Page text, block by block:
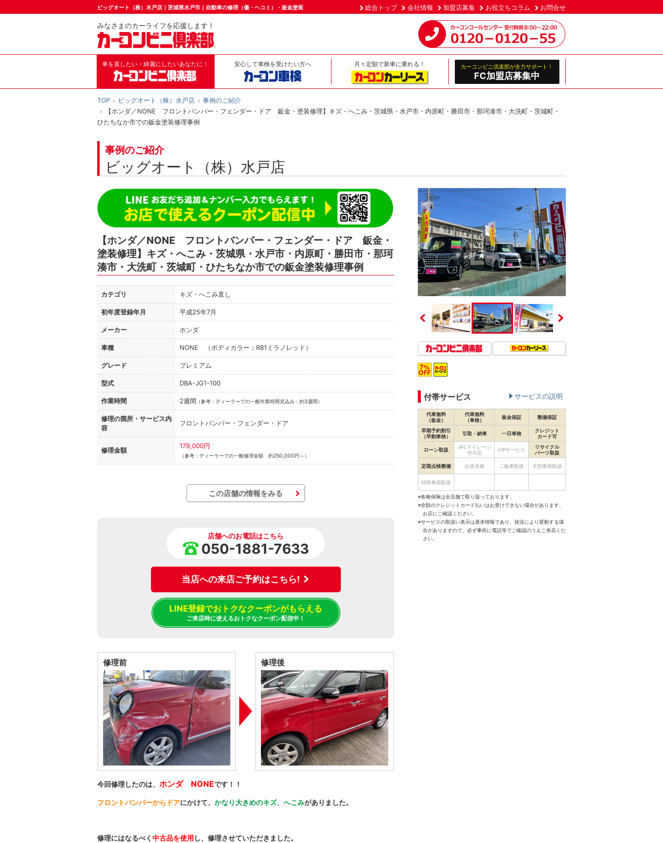
ビッグオート（株）水戸店｜茨城県水戸市｜自動車の修理（傷・ヘコミ）・板金塗装 総合トップ 会社情報 加盟店募集 お役立ちコラム お問合せ
みなさまのカーライフを応援します！
車を直したい・綺麗にしたいあなたに！ 安心して車検を受けたい方へ 月々定額で新車に乗れる！ カーコンビニ倶楽部が全力サポート！
FC加盟店募集中
TOP ビッグオート（株）水戸店
事例のご紹介
【ホンダ／NONE フロントバンパー・フェンダー・ドア 鈑金・塗装修理】キズ・へこみ・茨城県・水戸市・内原町・勝田市・那珂湊市・大洗町・茨城町・
ひたちなか市での鈑金塗装修理事例
事例のご紹介
ビッグオート（株）水戸店
【ホンダ／NONE フロントバンパー・フェンダー・ドア 鈑金・
塗装修理】キズ・へこみ・茨城県・水戸市・内原町・勝田市・那珂
湊市・大洗町・茨城町・ひたちなか市での鈑金塗装修理事例
カテゴリ キズ・へこみ直し
初年度登録年月 平成25年7月
メーカー ホンダ
車種 NONE （ボディカラー：R81ミラノレッド）
グレード プレミアム
型式 DBA-JG1-100
作業時間 2週間 （参考：ディーラーでの一般作業時間見込み：約3週間）
修理の箇所・ サービス内
容
フロントバンパー・フェンダー・ドア
修理金額
179,000円
（参考：ディーラーでの一般修理金額 約250,000円～）
この店舗の情報をみる
店舗へのお電話はこちら
050-1881-7633
当店への来店ご予約はこちら!
LINE登録でおトクなクーポンがもらえる
ご来店時に使えるおトクなクーポン配信中！
修理前 修理後
今回修理したのは、 ホンダ NONEです！！
フロントバンパーからドアにかけて、 かなり大きめのキズ、へこみがありました。
修理にはなるべく 中古品を使用 し、修理させていただきました。
付帯サービス サービスの説明
代車無料
（板金）
代車無料
（車検）
板金保証 整備保証
早期予約割引
（早割車検）
引取・納車 一日車検
クレジット
カード可
ローン取扱
JALマイレージ
付与店
VIPサービス
リサイクル
パーツ取扱
定期点検整備 出張見積 二輪車取扱 大型車両取扱
特殊車両取扱
※各種保険は全店舗で取り扱っております。
※全額のクレジットカード払いはお受けできない場合があります。
お店にご確認ください。
※サービスの取扱い表示は基本情報であり、状況により変動する場
合がありますので、必ず事前に電話等でご確認のうえご来店くだ
さい。